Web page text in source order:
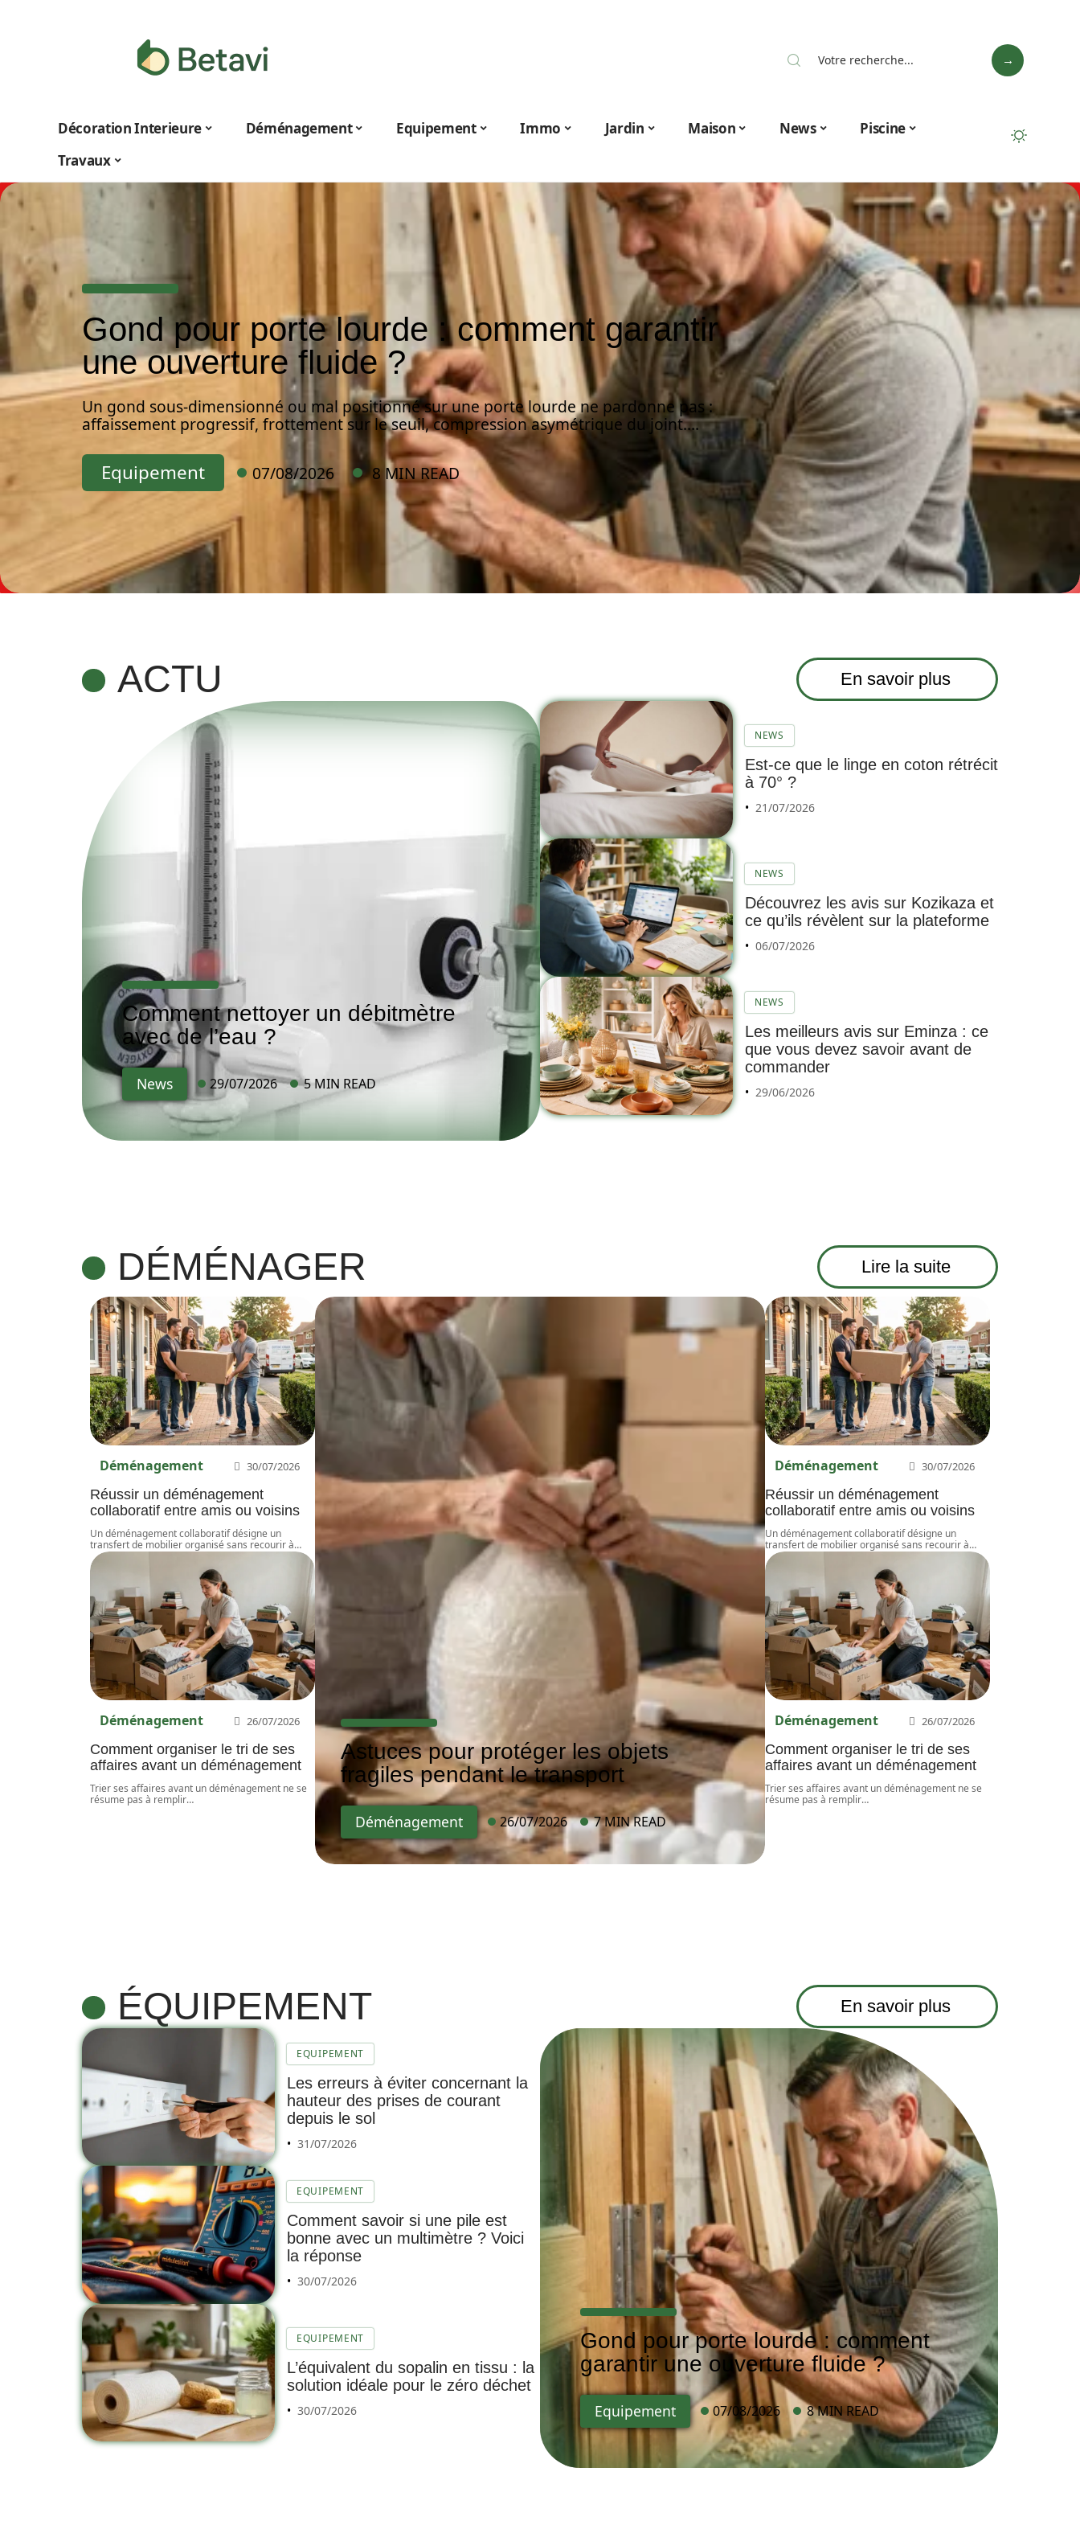
Décoration Interieure Déménagement Equipement Immo Jardin Maison News
Piscine
Travaux
Gond pour porte lourde : comment garantir
une ouverture fluide ?
Un gond sous-dimensionné ou mal positionné sur une porte lourde ne pardonne pas :
affaissement progressif, frottement sur le seuil, compression asymétrique du joint.…
Equipement 07/08/2026 8 MIN READ
ACTU En savoir plus
Comment nettoyer un débitmètre
avec de l’eau ?
News 29/07/2026 5 MIN READ
NEWS
Est-ce que le linge en coton rétrécit
à 70° ?
21/07/2026
NEWS
Découvrez les avis sur Kozikaza et
ce qu’ils révèlent sur la plateforme
06/07/2026
NEWS
Les meilleurs avis sur Eminza : ce
que vous devez savoir avant de
commander
29/06/2026
DÉMÉNAGER Lire la suite
Déménagement 30/07/2026
Réussir un déménagement
collaboratif entre amis ou voisins
Un déménagement collaboratif désigne un
transfert de mobilier organisé sans recourir à…
Déménagement 26/07/2026
Comment organiser le tri de ses
affaires avant un déménagement
Trier ses affaires avant un déménagement ne se
résume pas à remplir…
Astuces pour protéger les objets
fragiles pendant le transport
Déménagement 26/07/2026 7 MIN READ
Déménagement 30/07/2026
Réussir un déménagement
collaboratif entre amis ou voisins
Un déménagement collaboratif désigne un
transfert de mobilier organisé sans recourir à…
Déménagement 26/07/2026
Comment organiser le tri de ses
affaires avant un déménagement
Trier ses affaires avant un déménagement ne se
résume pas à remplir…
ÉQUIPEMENT En savoir plus
EQUIPEMENT
Les erreurs à éviter concernant la
hauteur des prises de courant
depuis le sol
31/07/2026
EQUIPEMENT
Comment savoir si une pile est
bonne avec un multimètre ? Voici
la réponse
30/07/2026
EQUIPEMENT
L’équivalent du sopalin en tissu : la
solution idéale pour le zéro déchet
30/07/2026
Gond pour porte lourde : comment
garantir une ouverture fluide ?
Equipement 07/08/2026 8 MIN READ